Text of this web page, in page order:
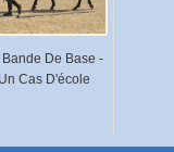
Bande De Base -
Un Cas D'école